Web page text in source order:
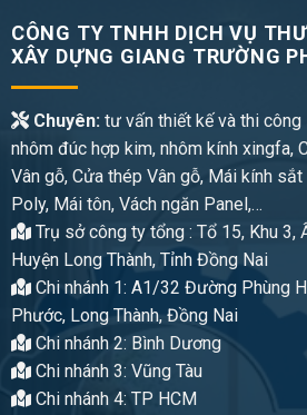
CÔNG TY TNHH DỊCH VỤ
XÂY DỰNG GIANG TRƯỜNG
Chuyên:tư vấn thiết kế và thi
nhôm đúc hợp kim, nhôm kính xingfa,
Vân gỗ, Cửa thép Vân gỗ, Mái kính
Poly, Mái tôn, Vách ngăn Panel,…
Trụ sở công ty tổng : Tổ 15, Khu 3,
Huyện Long Thành, Tỉnh Đồng Nai
Chi nhánh 1: A1/32 Đường Phùng
Phước, Long Thành, Đồng Nai
Chi nhánh 2: Bình Dương
Chi nhánh 3: Vũng Tàu
Chi nhánh 4: TP HCM